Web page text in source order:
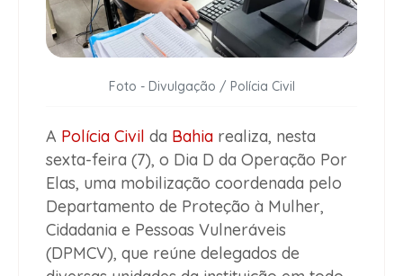
Foto - Divulgação / Polícia Civil
A Polícia Civil da Bahia realiza, nesta
sexta-feira (7), o Dia D da Operação Por
Elas, uma mobilização coordenada pelo
Departamento de Proteção à Mulher,
Cidadania e Pessoas Vulneráveis
(DPMCV), que reúne delegados de